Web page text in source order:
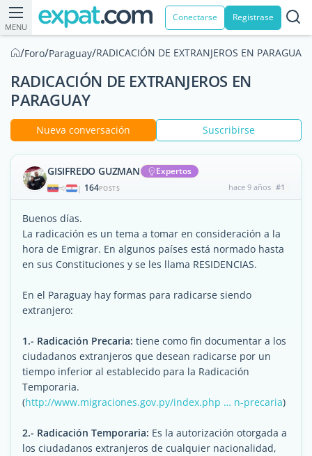
MENU
Conectarse Registrase
/Foro/Paraguay/RADICACIÓN DE EXTRANJEROS EN PARAGUAY
RADICACIÓN DE EXTRANJEROS EN
PARAGUAY
Nueva conversación Suscribirse
GISIFREDO GUZMAN Expertos
| 164POSTS hace 9 años #1
Buenos días.
La radicación es un tema a tomar en consideración a la
hora de Emigrar. En algunos países está normado hasta
en sus Constituciones y se les llama RESIDENCIAS.
En el Paraguay hay formas para radicarse siendo
extranjero:
1.- Radicación Precaria: tiene como fin documentar a los
ciudadanos extranjeros que desean radicarse por un
tiempo inferior al establecido para la Radicación
Temporaria.
(http://www.migraciones.gov.py/index.php … n-precaria)
2.- Radicación Temporaria: Es la autorización otorgada a
los ciudadanos extranjeros de cualquier nacionalidad,